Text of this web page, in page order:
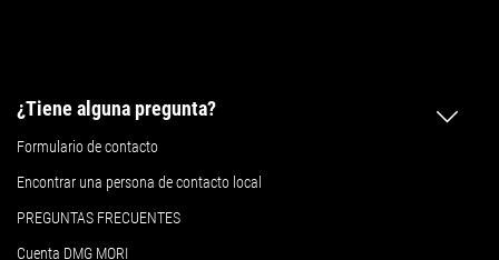
¿Tiene alguna pregunta?
Formulario de contacto
Encontrar una persona de contacto local
PREGUNTAS FRECUENTES
Cuenta DMG MORI